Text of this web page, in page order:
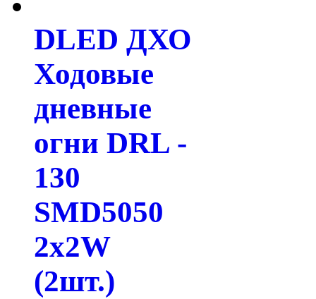
DLED ДХО
Ходовые
дневные
огни DRL -
130
SMD5050
2x2W
(2шт.)